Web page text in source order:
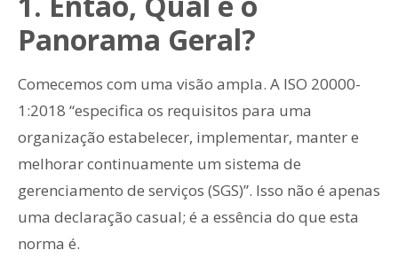
Panorama Geral?
Comecemos com uma visão ampla. A ISO 20000-
1:2018 “especifica os requisitos para uma
organização estabelecer, implementar, manter e
melhorar continuamente um sistema de
gerenciamento de serviços (SGS)”. Isso não é apenas
uma declaração casual; é a essência do que esta
norma é.